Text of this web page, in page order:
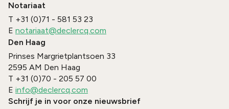
Notariaat
T +31 (0)71 - 581 53 23
E notariaat@declercq.com
Den Haag
Prinses Margrietplantsoen 33
2595 AM Den Haag
T +31 (0)70 - 205 57 00
E info@declercq.com
Schrijf je in voor onze nieuwsbrief